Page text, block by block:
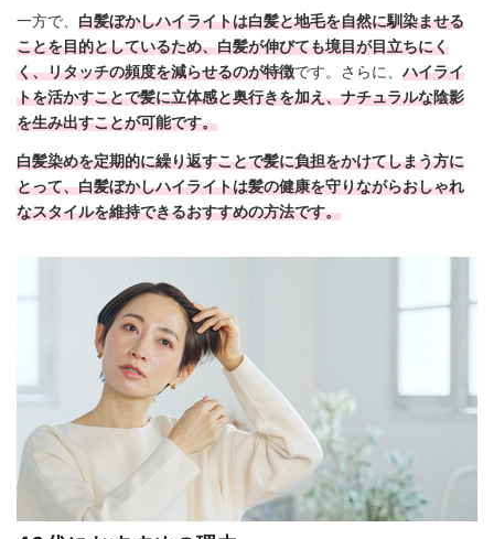
一方で、 白髪ぼかしハイライトは白髪と地毛を自然に馴染ませる
ことを目的としているため、白髪が伸びても境目が目立ちにく
く、リタッチの頻度を減らせるのが特徴です。さらに、ハイライ
トを活かすことで髪に立体感と奥行きを加え、ナチュラルな陰影
を生み出すことが可能です。
白髪染めを定期的に繰り返すことで髪に負担をかけてしまう方に
とって、白髪ぼかしハイライトは髪の健康を守りながらおしゃれ
なスタイルを維持できるおすすめの方法です。